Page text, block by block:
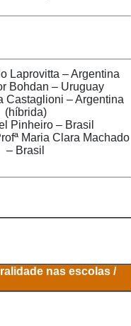
Laprovitta – Argentina
Bohdan – Uruguay
Castaglioni – Argentina
(híbrida)
Pinheiro – Brasil
Maria Clara Machado
– Brasil
nas escolas /